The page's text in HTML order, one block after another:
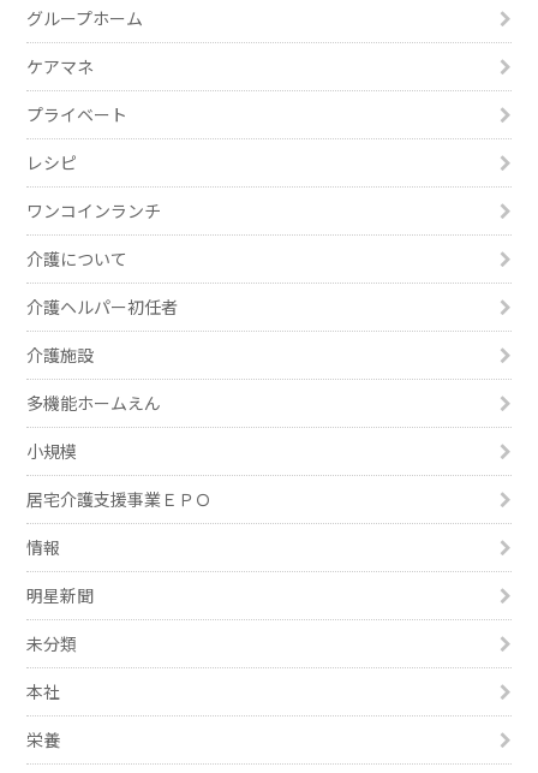
グループホーム
ケアマネ
プライベート
レシピ
ワンコインランチ
介護について
介護ヘルパー初任者
介護施設
多機能ホームえん
小規模
居宅介護支援事業ＥＰＯ
情報
明星新聞
未分類
本社
栄養